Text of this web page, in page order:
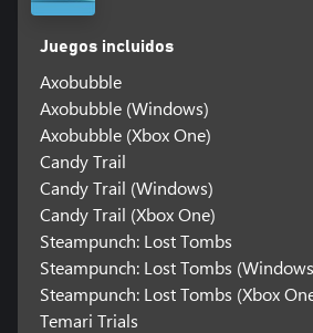
Juegos incluidos
Axobubble
Axobubble (Windows)
Axobubble (Xbox One)
Candy Trail
Candy Trail (Windows)
Candy Trail (Xbox One)
Steampunch: Lost Tombs
Steampunch: Lost Tombs
Steampunch: Lost Tombs (Xbox
Temari Trials